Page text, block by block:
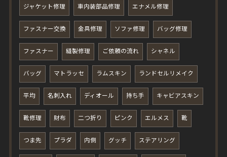
ジャケット修理 車内装部品修理 エナメル修理
ファスナー交換 金具修理 ソファ修理 バッグ修理
ファスナー 縫製修理 ご依頼の流れ シャネル
バッグ マトラッセ ラムスキン ランドセルリメイク
平均 名刺入れ ディオール 持ち手 キャビアスキン
靴修理 財布 二つ折り ピンク エルメス 靴
つま先 プラダ 内側 グッチ ステアリング